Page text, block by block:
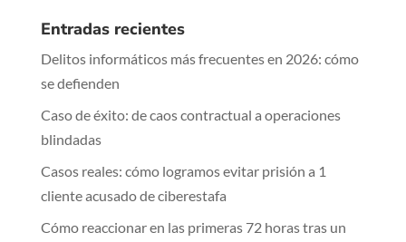
Entradas recientes
Delitos informáticos más frecuentes en 2026: cómo
se defienden
Caso de éxito: de caos contractual a operaciones
blindadas
Casos reales: cómo logramos evitar prisión a 1
cliente acusado de ciberestafa
Cómo reaccionar en las primeras 72 horas tras un